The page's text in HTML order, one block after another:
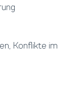
Konflikte im